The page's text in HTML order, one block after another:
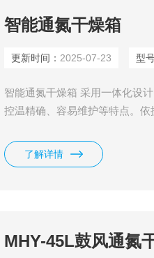
智能通氮干燥箱
更新时间： 2025-07-23 型
智能通氮干燥箱 采用一体化设
控温精确、容易维护等特点。依
了解详情
MHY-45L鼓风通氮